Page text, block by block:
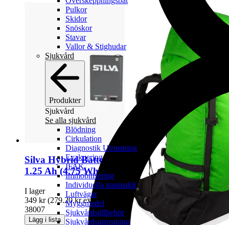
Pulkor
Skidor
Snöskor
Stavar
Vallor & Stighudar
Sjukvård
Produkter
Sjukvård
Se alla sjukvård
Blödning
Cirkulation
Diagnostik Utrustning
Evakuering
IFAK
Immobilisering
Individuella traumakit
Luftvägar
Myggmedel
Sjukvårdstillbehör
Sjukvårdsutrustning
Silva Hybrid Battery
1.25 Ah (4.75 Wh)
I lager
349 kr (279.20krexkl moms)
38007
Lägg i lista